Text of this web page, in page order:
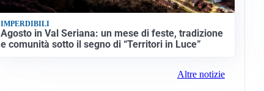
IMPERDIBILI
Agosto in Val Seriana: un mese di feste, tradizione
e comunità sotto il segno di “Territori in Luce”
Altre notizie